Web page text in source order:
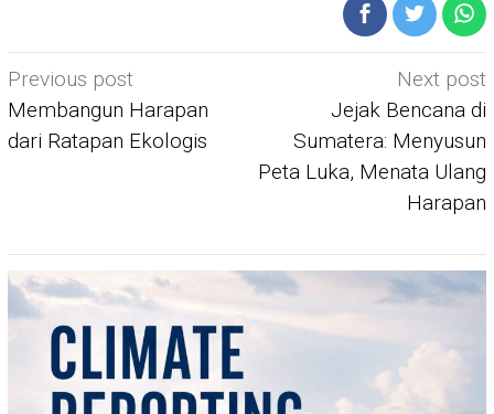
Post
navigation
Previous post
Membangun Harapan
dari Ratapan Ekologis
Next post
Jejak Bencana di
Sumatera: Menyusun
Peta Luka, Menata Ulang
Harapan